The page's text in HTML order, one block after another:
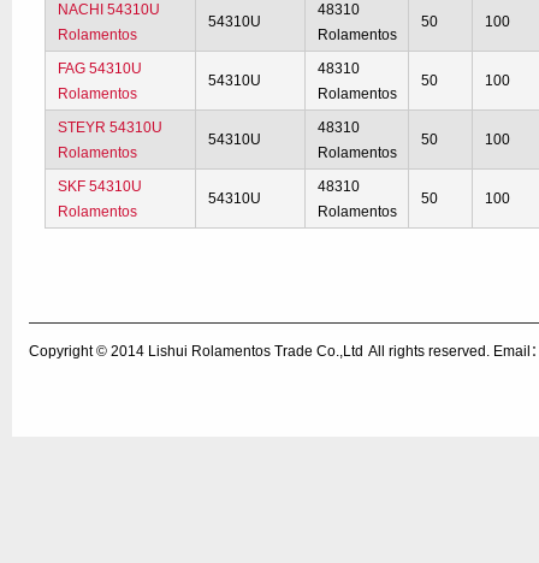
NACHI 54310U
Rolamentos
54310U
48310
Rolamentos
50 100
FAG 54310U
Rolamentos
54310U
48310
Rolamentos
50 100
STEYR 54310U
Rolamentos
54310U
48310
Rolamentos
50 100
SKF 54310U
Rolamentos
54310U
48310
Rolamentos
50 100
Copyright © 2014 Lishui Rolamentos Trade Co.,Ltd All rights reserved. Email